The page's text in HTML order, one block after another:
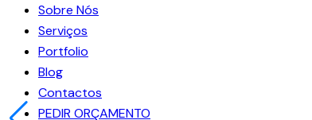
Sobre Nós
Serviços
Portfolio
Blog
Contactos
PEDIR ORÇAMENTO